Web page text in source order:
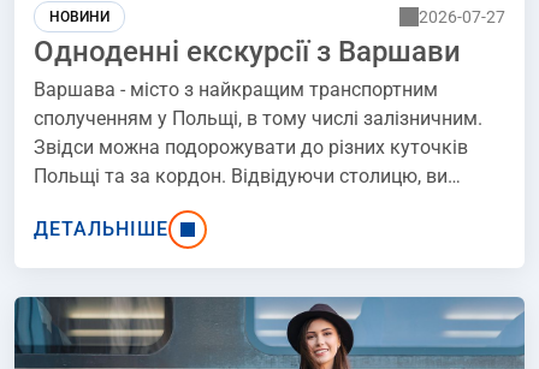
НОВИНИ 2026-07-27
Одноденні екскурсії з Варшави
Варшава - місто з найкращим транспортним
сполученням у Польщі, в тому числі залізничним.
Звідси можна подорожувати до різних куточків
Польщі та за кордон. Відвідуючи столицю, ви
можете спланувати одноденні поїздки на поїзді з
Варшави до місць, які просто варто побачити,
ідеально підходять для дорослих, людей похилого
віку та дітей.
ДЕТАЛЬНІШЕ